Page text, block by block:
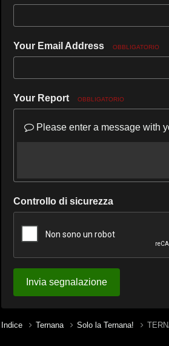
Your Email Address OBBLIGATORIO
Your Report OBBLIGATORIO
Please enter a message with
Controllo di sicurezza
Invia segnalazione
Indice Ternana Solo la Ternana!